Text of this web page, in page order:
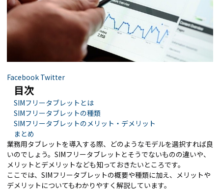
Facebook Twitter
目次
SIMフリータブレットとは
SIMフリータブレットの種類
SIMフリータブレットのメリット・デメリット
まとめ
業務用タブレットを導入する際、どのようなモデルを選択すれば良
いのでしょう。SIMフリータブレットとそうでないものの違いや、
メリットとデメリットなども知っておきたいところです。
ここでは、SIMフリータブレットの概要や種類に加え、メリットや
デメリットについてもわかりやすく解説しています。